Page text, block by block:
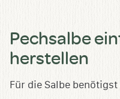
Pechsalbe
herstellen
Für die Salbe benötigst